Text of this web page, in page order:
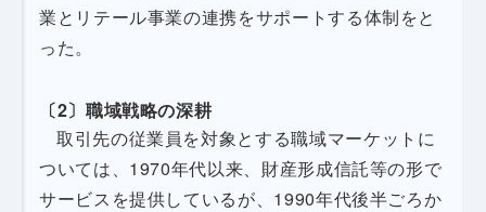
業とリテール事業の連携をサポートする体制をと
った。
〔2〕職域戦略の深耕
取引先の従業員を対象とする職域マーケットに
ついては、1970年代以来、財産形成信託等の形で
サービスを提供しているが、1990年代後半ごろか